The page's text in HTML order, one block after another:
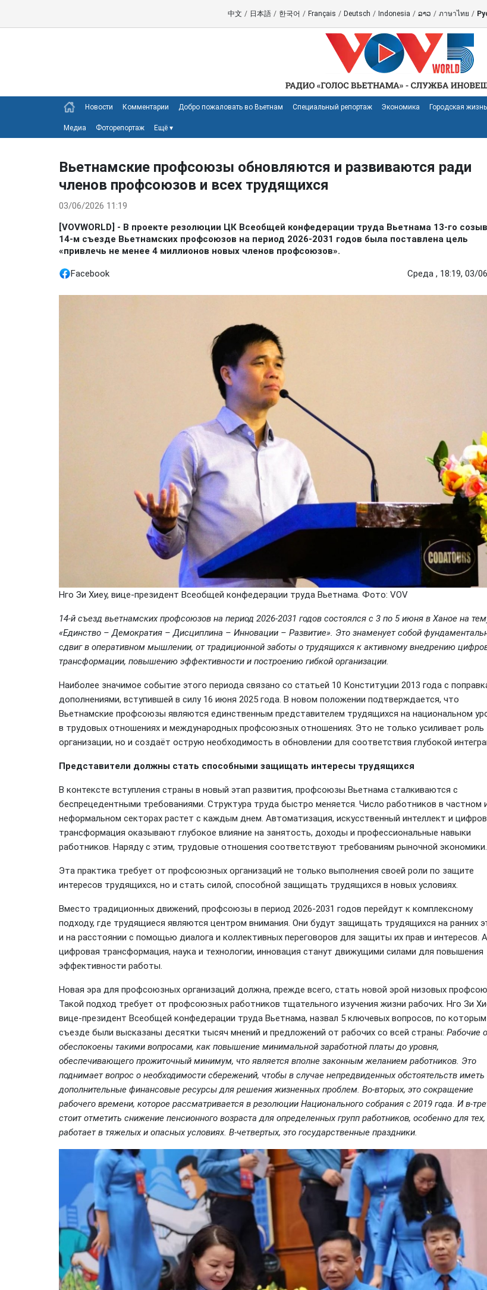
中文 / 日本語 / 한국어 / Français / Deutsch / Indonesia / ລາວ / ภาษาไทย /
Новости Комментарии Добро пожаловать во Вьетнам Специальный репортаж Экономика Городская жизнь
Медиа Фоторепортаж Ещё ▾
Вьетнамские профсоюзы обновляются и развиваются ради
членов профсоюзов и всех трудящихся
03/06/2026 11:19
[VOVWORLD] - В проекте резолюции ЦК Всеобщей конфедерации труда Вьетнама 13-го
14-м съезде Вьетнамских профсоюзов на период 2026-2031 годов была поставлена цель
«привлечь не менее 4 миллионов новых членов профсоюзов».
Facebook Среда , 18:19, 03/
Нго Зи Хиеу, вице-президент Всеобщей конфедерации труда Вьетнама. Фото: VOV
14-й съезд вьетнамских профсоюзов на период 2026-2031 годов состоялся с 3 по 5 июня в Ханое на
«Единство – Демократия – Дисциплина – Инновации – Развитие». Это знаменует собой
сдвиг в оперативном мышлении, от традиционной заботы о трудящихся к активному внедрению
трансформации, повышению эффективности и построению гибкой организации.
Наиболее значимое событие этого периода связано со статьей 10 Конституции 2013 года с
дополнениями, вступившей в силу 16 июня 2025 года. В новом положении подтверждается, что
Вьетнамские профсоюзы являются единственным представителем трудящихся на национальном
в трудовых отношениях и международных профсоюзных отношениях. Это не только усиливает роль
организации, но и создаёт острую необходимость в обновлении для соответствия глубокой
Представители должны стать способными защищать интересы трудящихся
В контексте вступления страны в новый этап развития, профсоюзы Вьетнама сталкиваются с
беспрецедентными требованиями. Структура труда быстро меняется. Число работников в частном
неформальном секторах растет с каждым днем. Автоматизация, искусственный интеллект и
трансформация оказывают глубокое влияние на занятость, доходы и профессиональные навыки
работников. Наряду с этим, трудовые отношения соответствуют требованиям рыночной экономики.
Эта практика требует от профсоюзных организаций не только выполнения своей роли по защите
интересов трудящихся, но и стать силой, способной защищать трудящихся в новых условиях.
Вместо традиционных движений, профсоюзы в период 2026-2031 годов перейдут к комплексному
подходу, где трудящиеся являются центром внимания. Они будут защищать трудящихся на ранних
и на расстоянии с помощью диалога и коллективных переговоров для защиты их прав и интересов. А
цифровая трансформация, наука и технологии, инновация станут движущими силами для повышения
эффективности работы.
Новая эра для профсоюзных организаций должна, прежде всего, стать новой эрой низовых
Такой подход требует от профсоюзных работников тщательного изучения жизни рабочих. Нго Зи
вице-президент Всеобщей конфедерации труда Вьетнама, назвал 5 ключевых вопросов, по
съезде были высказаны десятки тысяч мнений и предложений от рабочих со всей страны: Рабочие
обеспокоены такими вопросами, как повышение минимальной заработной платы до уровня,
обеспечивающего прожиточный минимум, что является вполне законным желанием работников. Это
поднимает вопрос о необходимости сбережений, чтобы в случае непредвиденных обстоятельств иметь
дополнительные финансовые ресурсы для решения жизненных проблем. Во-вторых, это сокращение
рабочего времени, которое рассматривается в резолюции Национального собрания с 2019 года. И в-
стоит отметить снижение пенсионного возраста для определенных групп работников, особенно для тех,
работает в тяжелых и опасных условиях. В-четвертых, это государственные праздники.